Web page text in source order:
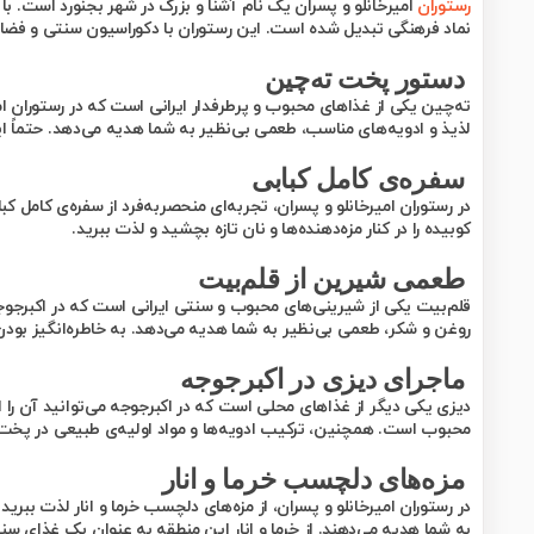
رستوران امیرخانلو و پسران یک نام آشنا و بزرگ در شهر بجنورد
نماد فرهنگی تبدیل شده است. این رستوران با دکوراسیون سنتی و
دستور پخت ته‌چین
ته‌چین یکی از غذاهای محبوب و پرطرفدار ایرانی است که در
لذیذ و ادویه‌های مناسب، طعمی بی‌نظیر به شما هدیه می‌دهد. حتماً
سفره‌ی کامل کبابی
در رستوران امیرخانلو و پسران، تجربه‌ای منحصربه‌فرد از سفره‌ی کامل
کوبیده را در کنار مزه‌دهنده‌ها و نان تازه بچشید و لذت ببرید.
طعمی شیرین از قلم‌بیت
قلم‌بیت یکی از شیرینی‌های محبوب و سنتی ایرانی است که در
روغن و شکر، طعمی بی‌نظیر به شما هدیه می‌دهد. به خاطره‌انگیز
ماجرای دیزی در اکبرجوجه
دیزی یکی دیگر از غذاهای محلی است که در اکبرجوجه می‌توانید آن
محبوب است. همچنین، ترکیب ادویه‌ها و مواد اولیه‌ی طبیعی در
مزه‌های دلچسب خرما و انار
در رستوران امیرخانلو و پسران، از مزه‌های دلچسب خرما و انار لذت